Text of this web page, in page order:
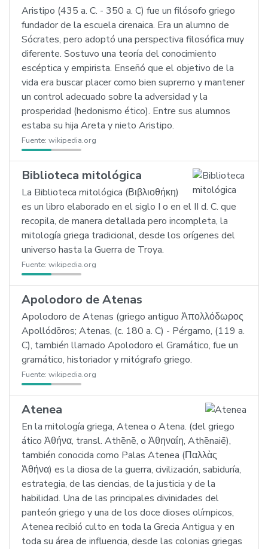
Aristipo (435 a. C. - 350 a. C) fue un filósofo griego
fundador de la escuela cirenaica. Era un alumno de
Sócrates, pero adoptó una perspectiva filosófica muy
diferente. Sostuvo una teoría del conocimiento
escéptica y empirista. Enseñó que el objetivo de la
vida era buscar placer como bien supremo y mantener
un control adecuado sobre la adversidad y la
prosperidad (hedonismo ético). Entre sus alumnos
estaba su hija Areta y nieto Aristipo.
Fuente: wikipedia.org
Biblioteca mitológica
La Biblioteca mitológica (Βιβλιοθήκη)
es un libro elaborado en el siglo I o en el II d. C. que
recopila, de manera detallada pero incompleta, la
mitología griega tradicional, desde los orígenes del
universo hasta la Guerra de Troya.
Fuente: wikipedia.org
Apolodoro de Atenas
Apolodoro de Atenas (griego antiguo Ἀπολλόδωρος
Apollódōros; Atenas, (c. 180 a. C) - Pérgamo, (119 a.
C), también llamado Apolodoro el Gramático, fue un
gramático, historiador y mitógrafo griego.
Fuente: wikipedia.org
Atenea
En la mitología griega, Atenea o Atena. (del griego
ático Ἀθήνα, transl. Athēnē, o Ἀθηναίη, Athēnaiē),
también conocida como Palas Atenea (Παλλὰς
Ἀθήνα) es la diosa de la guerra, civilización, sabiduría,
estrategia, de las ciencias, de la justicia y de la
habilidad. Una de las principales divinidades del
panteón griego y una de los doce dioses olímpicos,
Atenea recibió culto en toda la Grecia Antigua y en
toda su área de influencia, desde las colonias griegas